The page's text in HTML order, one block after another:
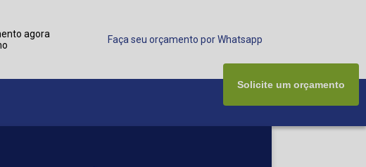
agora
Faça seu orçamento por Whatsapp
Solicite um orçamento